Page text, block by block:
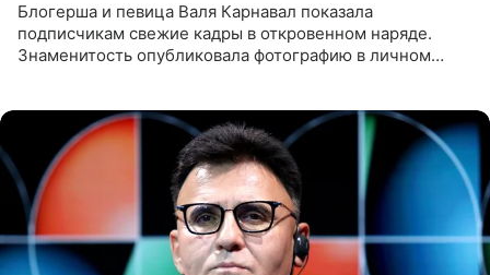
Блогерша и певица Валя Карнавал показала
подписчикам свежие кадры в откровенном наряде.
Знаменитость опубликовала фотографию в личном